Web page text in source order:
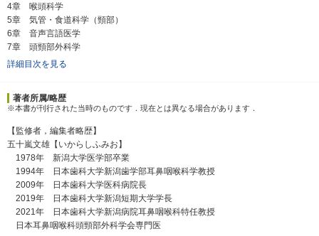
4章 喉頭科学
5章 気管・食道科学（頸部）
6章 音声言語医学
7章 頭頸部外科学
詳細目次を見る
著者所属/略歴
※本書が刊行された当時のものです．現在とは異なる場合があります．
【監修者，編集者略歴】
五十嵐文雄【いからしふみお】
1978年 新潟大学医学部卒業
1994年 日本歯科大学新潟歯学部耳鼻咽喉科学教授
2009年 日本歯科大学医科病院長
2019年 日本歯科大学新潟短期大学学長
2021年 日本歯科大学新潟病院耳鼻咽喉科特任教授
日本耳鼻咽喉科頭頸部外科学会専門医